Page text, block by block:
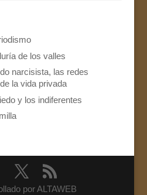
de los valles
narcisista, las redes
la vida privada
y los indiferentes
por ALTAWEB